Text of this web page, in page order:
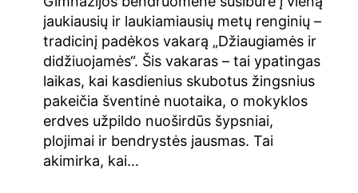
jaukiausių ir laukiamiausių metų renginių –
tradicinį padėkos vakarą „Džiaugiamės ir
didžiuojamės“. Šis vakaras – tai ypatingas
laikas, kai kasdienius skubotus žingsnius
pakeičia šventinė nuotaika, o mokyklos
erdves užpildo nuoširdūs šypsniai,
plojimai ir bendrystės jausmas. Tai
akimirka, kai…